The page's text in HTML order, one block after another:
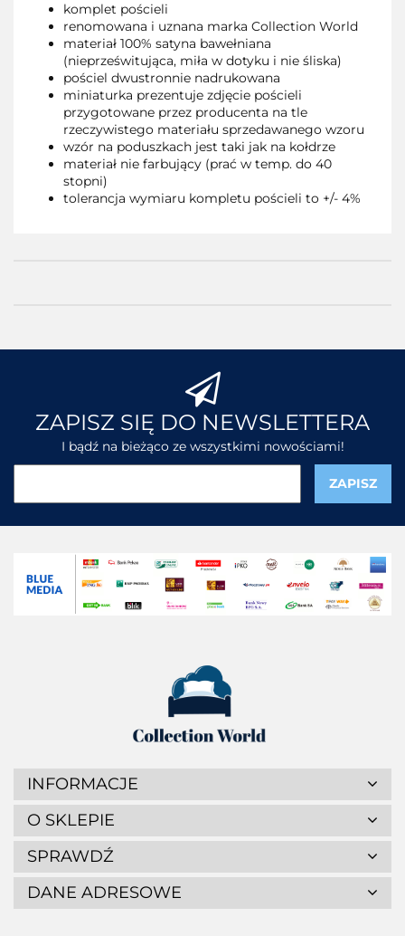
komplet pościeli
renomowana i uznana marka Collection World
materiał 100% satyna bawełniana
(nieprześwitująca, miła w dotyku i nie śliska)
pościel dwustronnie nadrukowana
miniaturka prezentuje zdjęcie pościeli
przygotowane przez producenta na tle
rzeczywistego materiału sprzedawanego wzoru
wzór na poduszkach jest taki jak na kołdrze
materiał nie farbujący (prać w temp. do 40
stopni)
tolerancja wymiaru kompletu pościeli to +/- 4%
ZAPISZ SIĘ DO NEWSLETTERA
I bądź na bieżąco ze wszystkimi nowościami!
INFORMACJE
O SKLEPIE
SPRAWDŹ
DANE ADRESOWE